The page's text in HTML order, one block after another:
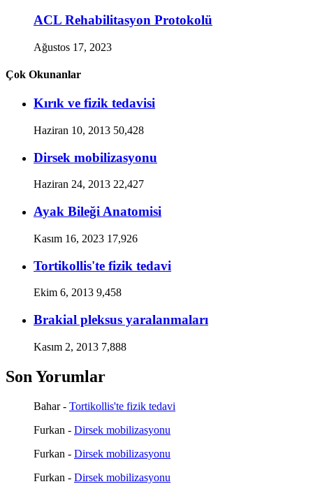
ACL Rehabilitasyon Protokolü
Ağustos 17, 2023
Çok Okunanlar
Kırık ve fizik tedavisi
Haziran 10, 2013 50,428
Dirsek mobilizasyonu
Haziran 24, 2013 22,427
Ayak Bileği Anatomisi
Kasım 16, 2023 17,926
Tortikollis'te fizik tedavi
Ekim 6, 2013 9,458
Brakial pleksus yaralanmaları
Kasım 2, 2013 7,888
Son Yorumlar
Bahar- Tortikollis'te fizik tedavi
Furkan - Dirsek mobilizasyonu
Furkan - Dirsek mobilizasyonu
Furkan - Dirsek mobilizasyonu